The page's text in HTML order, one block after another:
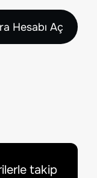
Hesabı Aç
takip